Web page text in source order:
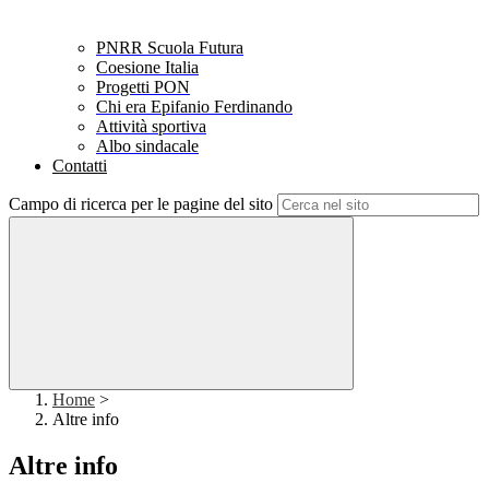
PNRR Scuola Futura
Coesione Italia
Progetti PON
Chi era Epifanio Ferdinando
Attività sportiva
Albo sindacale
Contatti
Campo di ricerca per le pagine del sito
Home >
Altre info
Altre info